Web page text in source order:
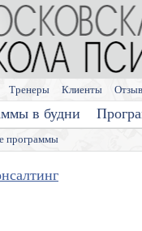
программы
в будни
Тренеры Клиенты